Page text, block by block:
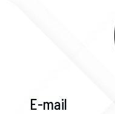
E-mail